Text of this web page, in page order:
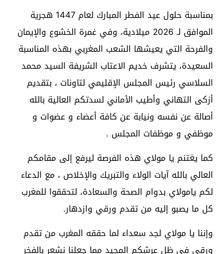
بمناسبة حلول عيد الفطر المبارك لعام 1447 هجرية
الموافق لـ 2026 ميلادية، وفي غمرة الخشوع والإيمان
والفرحة التي يعيشها الشعب المغربي بهذه المناسبة
السعيدة، يتشرف خديم الاعتاب الشريفة السيد محمد
السلاسي رئيس المجلس الإقليمي لتاونات ، بتقديم
أزكى التهاني وأطيب الأماني لسدتكم العالية بالله
أصالة عن نفسه ونيابة عن كافة أعضاء و عضوات و
موظفي و موظفات المجلس .
كما يغتنم يا مولاي هذه الفرصة ليرفع إلى مقامكم
العالي بالله آيات الولاء والتبريك والإخلاص ، مع الدعاء
لكم يامولاي بدوام الصحة والسعادة، لتحققوا للمغرب
كل ما يصبو إليه من تقدم ورقي وازدهار.
وإننا يا مولاي لجد سعداء لما حققه المغرب من تقدم
ورقي في ظل عرشكم المجيد مما جعلنا نشعر بالفخر